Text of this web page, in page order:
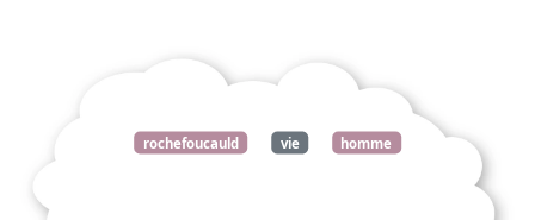
rochefoucauld vie homme